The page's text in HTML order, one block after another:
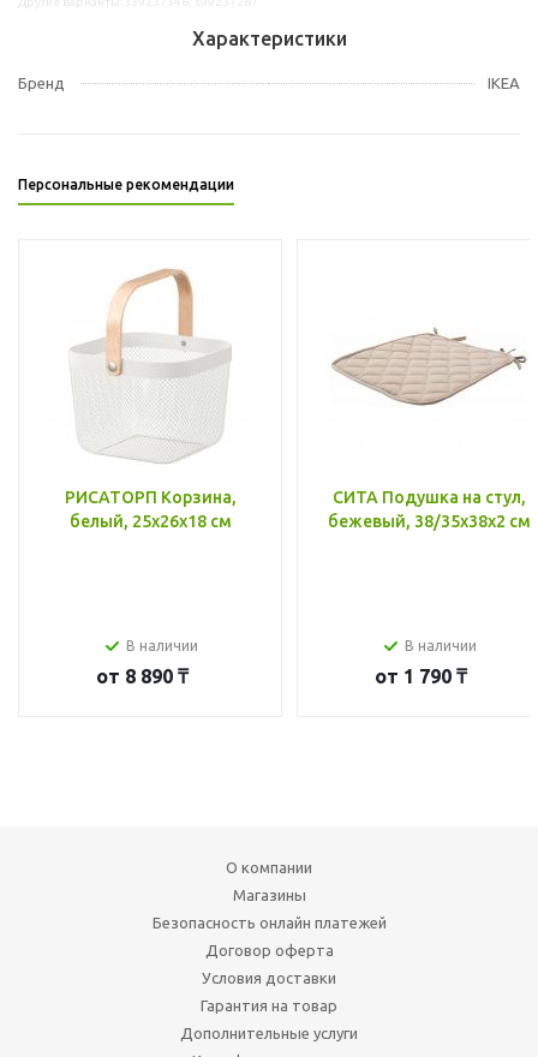
Характеристики
Бренд IKEA
Персональные рекомендации
РИСАТОРП Корзина,
белый, 25x26x18 см
В наличии
от 8 890 ₸
СИТА Подушка на стул,
бежевый, 38/35x38x2 см
В наличии
от 1 790 ₸
О компании
Магазины
Безопасность онлайн платежей
Договор оферта
Условия доставки
Гарантия на товар
Дополнительные услуги